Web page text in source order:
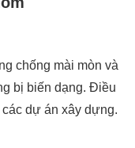
chống mài mòn và
bị biến dạng. Điều
dự án xây dựng.